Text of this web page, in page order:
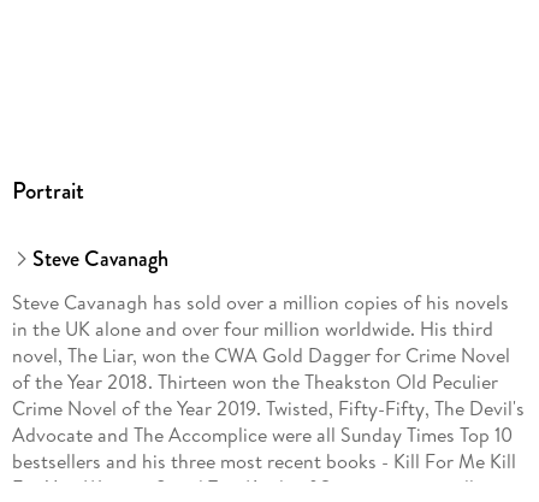
Portrait
Steve Cavanagh
Steve Cavanagh has sold over a million copies of his novels
in the UK alone and over four million worldwide. His third
novel, The Liar, won the CWA Gold Dagger for Crime Novel
of the Year 2018. Thirteen won the Theakston Old Peculier
Crime Novel of the Year 2019. Twisted, Fifty-Fifty, The Devil's
Advocate and The Accomplice were all Sunday Times Top 10
bestsellers and his three most recent books - Kill For Me Kill
For You, Witness 8 and Two Kinds of Stranger - were all